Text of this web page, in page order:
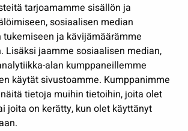
tarjoamamme sisällön ja
sosiaalisen median
ja kävijämäärämme
Lisäksi jaamme sosiaalisen median,
alan kumppaneillemme
käytät sivustoamme. Kumppanimme
tietoja muihin tietoihin, joita olet
joita on kerätty, kun olet käyttänyt